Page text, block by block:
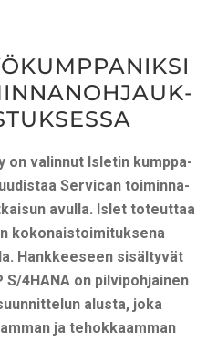
on valin­nut Isle­tin kump­pa­
Ser­vican toi­min­na­
avul­la. Islet toteut­taa
koko­nais­toi­mi­tuk­se­na
Hank­kee­seen sisäl­ty­vät
4HANA on pil­vi­poh­jai­nen
alus­ta, joka
ja tehok­kaam­man